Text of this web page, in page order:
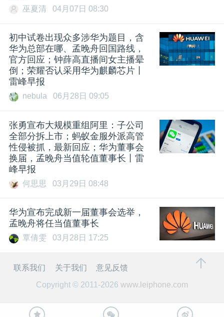
巫夏清 04月07日 08:30
初中试卷出现众多涉华为题目，含
华为总部在哪、孟晚舟回国路线，
官方回应；钟薛高直播间女主播晕
倒；荣耀否认采用华为麒麟芯片丨
雷峰早报
nebula 06月28日 09:05
张勇宣布大规模重组阿里：子公司
全部分拆上市；蚂蚁金服外派高管
性侵被抓，最新回应；华为董事会
换届，孟晚舟当值轮值董事长丨雷
峰早报
何思思 03月29日 08:48
华为宣布完成新一届董事会选举，
孟晚舟将任当值董事长
覃倩雯 03月28日 17:25
联系我们 关于我们
意见反馈
Copyright © 2011-2026 www.leiphone.com